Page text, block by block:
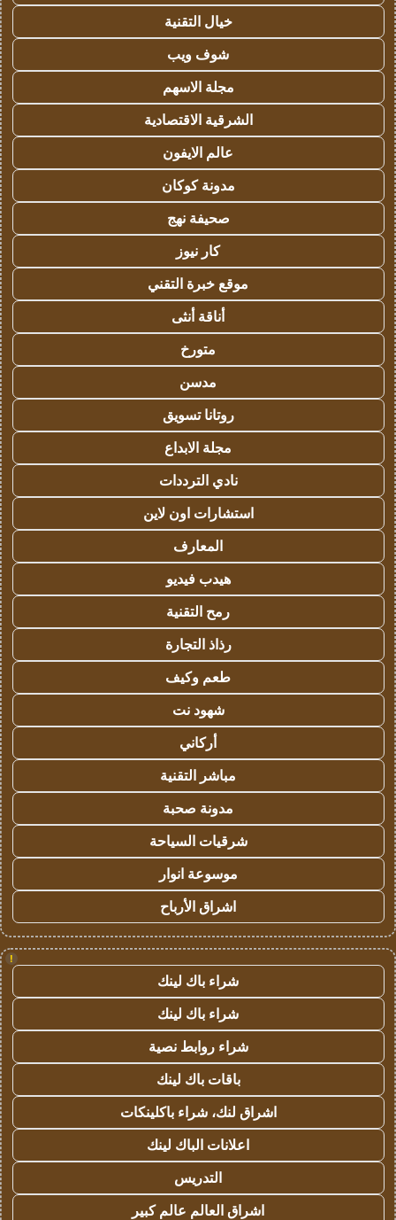
خيال التقنية
شوف ويب
مجلة الاسهم
الشرقية الاقتصادية
عالم الايفون
مدونة كوكان
صحيفة نهج
كار نيوز
موقع خبرة التقني
أناقة أنثى
متورخ
مدسن
روتانا تسويق
مجلة الابداع
نادي الترددات
استشارات اون لاين
المعارف
هيدب فيديو
رمح التقنية
رذاذ التجارة
طعم وكيف
شهود نت
أركاني
مباشر التقنية
مدونة صحبة
شرقيات السياحة
موسوعة انوار
اشراق الأرباح
!
شراء باك لينك
شراء باك لينك
شراء روابط نصية
باقات باك لينك
اشراق لنك، شراء باكلينكات
اعلانات الباك لينك
التدريس
اشراق العالم عالم كبير